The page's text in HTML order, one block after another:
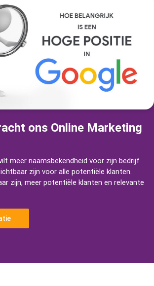
ons Online Marketing
meer naamsbekendheid voor zijn bedrijf
zijn voor alle potentiële klanten.
zijn, meer potentiële klanten en relevante